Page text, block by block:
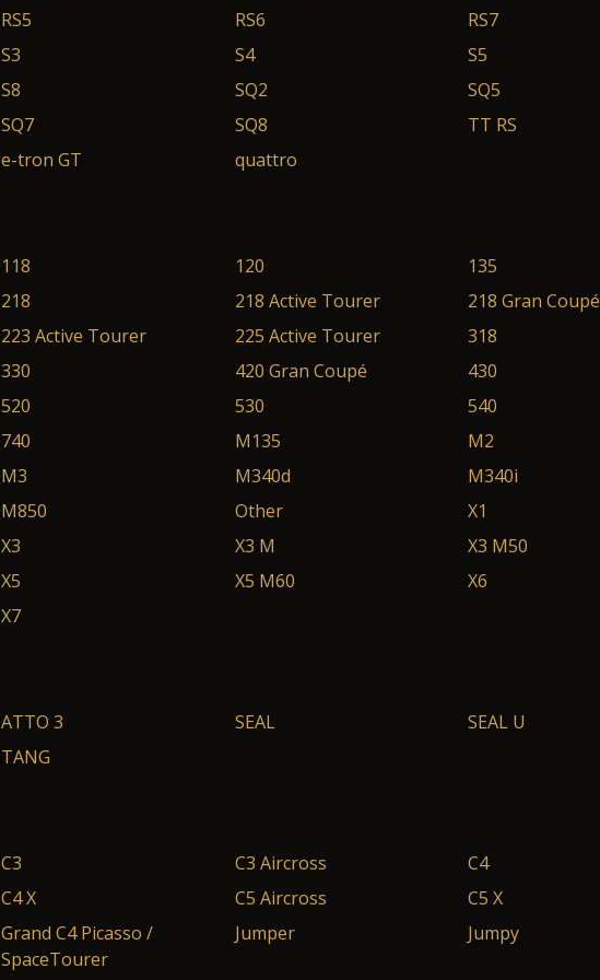
RS5 RS6
RS7
S3 S4
S5
S8 SQ2
SQ5
SQ7 SQ8
TT RS
e-tron GT quattro
118 120
135
218 218 Active Tourer
218 Gran Coupé
223 Active Tourer 225 Active Tourer
318
330 420 Gran Coupé
430
520 530
540
740 M135
M2
M3 M340d
M340i
M850 Other
X1
X3 X3 M
X3 M50
X5 X5 M60
X6
X7
ATTO 3 SEAL
SEAL U
TANG
C3 C3 Aircross
C4
C4 X C5 Aircross
C5 X
Grand C4 Picasso /
SpaceTourer
Jumper Jumpy